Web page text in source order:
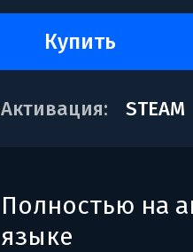
купить
Активация: STEAM
Полностью на
языке